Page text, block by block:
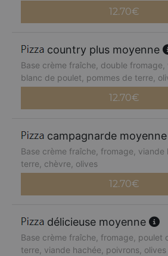
12.70€
country plus moyenne
Base crème fraîche, double fromage,
blanc de poulet, pommes de terre,
12.70€
campagnarde moyenne
Base crème fraîche, fromage, viande
terre, chèvre, olives
12.70€
délicieuse moyenne
Base crème fraîche, fromage, poulet
terre, viande hachée, poivrons, olives